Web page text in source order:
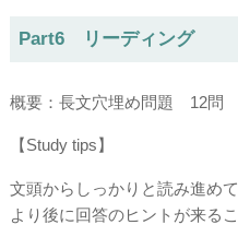
Part6 リーディング
概要：長文穴埋め問題 12問
【Study tips】
文頭からしっかりと読み進め
より後に回答のヒントが来る